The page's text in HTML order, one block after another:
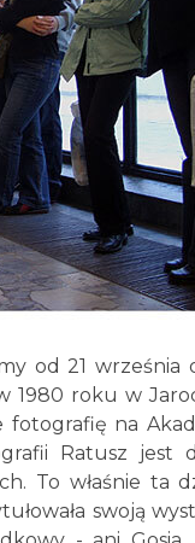
od 21
roku w
na
Ratusz jest
To właśnie ta
swoją